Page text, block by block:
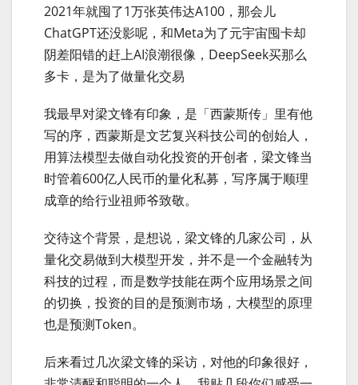
2021年就囤了1万张英伟达A100，那会儿
ChatGPT还没影呢，和Meta为了元宇宙囤卡却
阴差阳错的赶上AI浪潮很像，DeepSeek买那么
多卡，是为了做量化交易
我最早对梁文锋有印象，是「西蒙斯传」里有他
写的序，西蒙斯是文艺复兴科技公司的创始人，
用算法模型去做自动化投资的开创者，梁文锋当
时管着600亿人民币的量化私募，写序属于顺理
成章的给行业祖师爷致敬。
交待这个背景，是想说，梁文锋的几家公司，从
量化交易做到大模型开发，并不是一个金融转为
科技的过程，而是数学技能在两个应用场景之间
的切换，投资的目的是预测市场，大模型的原理
也是预测Token。
后来看过几次梁文锋的采访，对他的印象很好，